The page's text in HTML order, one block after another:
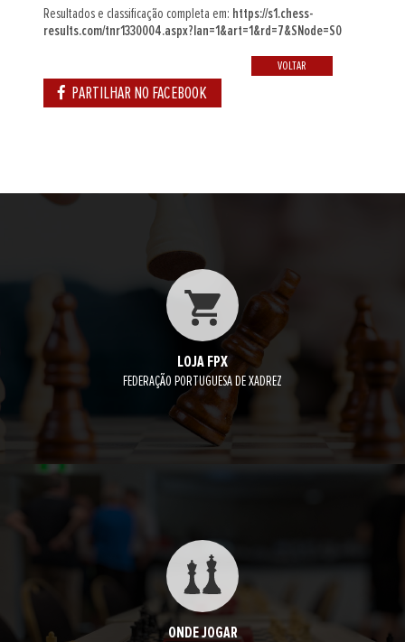
Resultados e classificação completa em: https://s1.chess-
results.com/tnr1330004.aspx?lan=1&art=1&rd=7&SNode=S0
VOLTAR
PARTILHAR NO FACEBOOK
LOJA FPX
FEDERAÇÃO PORTUGUESA DE XADREZ
ONDE JOGAR